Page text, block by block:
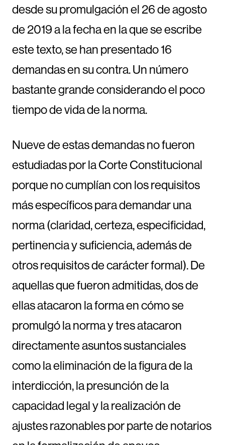
desde su promulgación el 26 de agosto
de 2019 a la fecha en la que se escribe
este texto, se han presentado 16
demandas en su contra. Un número
bastante grande considerando el poco
tiempo de vida de la norma.
Nueve de estas demandas no fueron
estudiadas por la Corte Constitucional
porque no cumplían con los requisitos
más específicos para demandar una
norma (claridad, certeza, especificidad,
pertinencia y suficiencia, además de
otros requisitos de carácter formal). De
aquellas que fueron admitidas, dos de
ellas atacaron la forma en cómo se
promulgó la norma y tres atacaron
directamente asuntos sustanciales
como la eliminación de la figura de la
interdicción, la presunción de la
capacidad legal y la realización de
ajustes razonables por parte de notarios